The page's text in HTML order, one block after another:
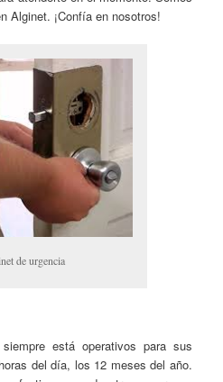
Alginet. ¡Confía en nosotros!
de urgencia
está operativos para sus
del día, los 12 meses del año.